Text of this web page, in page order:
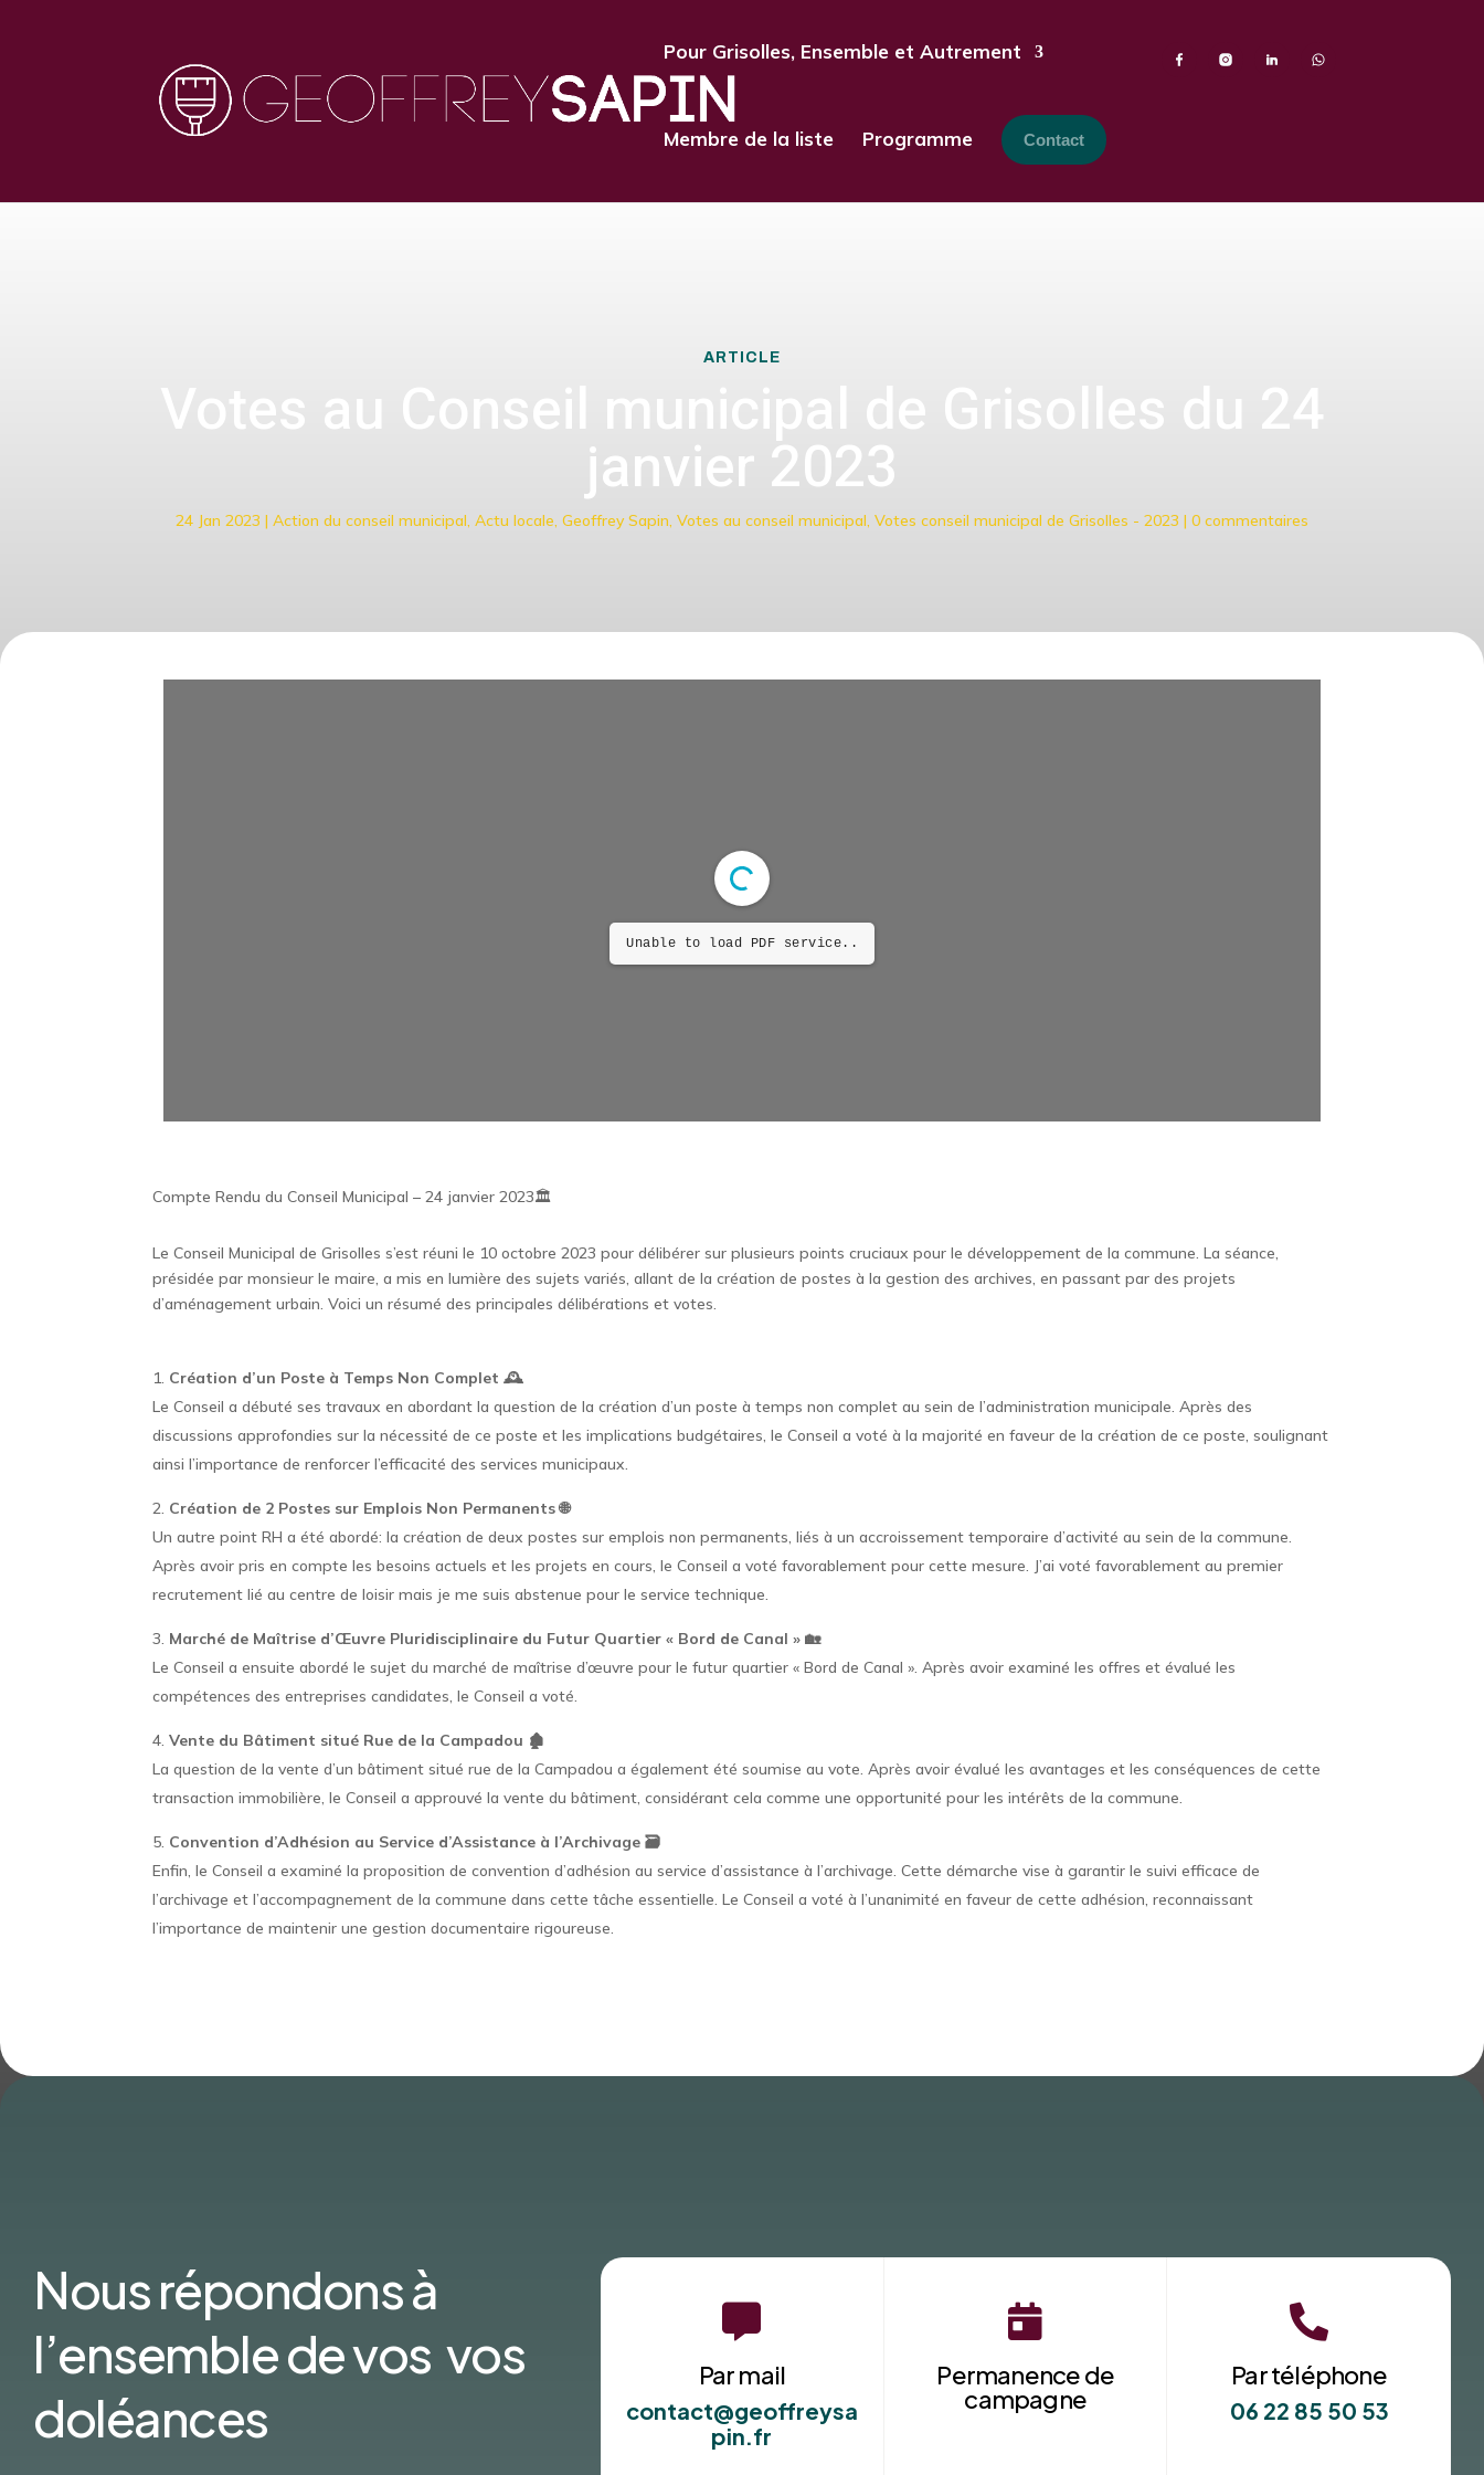
Pour Grisolles, Ensemble et Autrement
Membre de la liste Programme Contact
ARTICLE
Votes au Conseil municipal de Grisolles du 24
janvier 2023
24 Jan 2023 | Action du conseil municipal, Actu locale, Geoffrey Sapin, Votes au conseil municipal, Votes conseil municipal de Grisolles - 2023 | 0 commentaires
Compte Rendu du Conseil Municipal – 24 janvier 2023🏛️
Unable to load PDF service..
Compte Rendu du Conseil Municipal – 24 janvier 2023🏛️
Le Conseil Municipal de Grisolles s’est réuni le 10 octobre 2023 pour délibérer sur plusieurs points cruciaux pour le développement de la commune. La séance,
présidée par monsieur le maire, a mis en lumière des sujets variés, allant de la création de postes à la gestion des archives, en passant par des projets
d’aménagement urbain. Voici un résumé des principales délibérations et votes.
Création d’un Poste à Temps Non Complet 🕰️
Le Conseil a débuté ses travaux en abordant la question de la création d’un poste à temps non complet au sein de l’administration municipale. Après des
discussions approfondies sur la nécessité de ce poste et les implications budgétaires, le Conseil a voté à la majorité en faveur de la création de ce poste, soulignant
ainsi l’importance de renforcer l’efficacité des services municipaux.
Création de 2 Postes sur Emplois Non Permanents 🌐
Un autre point RH a été abordé: la création de deux postes sur emplois non permanents, liés à un accroissement temporaire d’activité au sein de la commune.
Après avoir pris en compte les besoins actuels et les projets en cours, le Conseil a voté favorablement pour cette mesure. J’ai voté favorablement au premier
recrutement lié au centre de loisir mais je me suis abstenue pour le service technique.
Marché de Maîtrise d’Œuvre Pluridisciplinaire du Futur Quartier « Bord de Canal » 🏡
Le Conseil a ensuite abordé le sujet du marché de maîtrise d’œuvre pour le futur quartier « Bord de Canal ». Après avoir examiné les offres et évalué les
compétences des entreprises candidates, le Conseil a voté.
Vente du Bâtiment situé Rue de la Campadou 🏚️
La question de la vente d’un bâtiment situé rue de la Campadou a également été soumise au vote. Après avoir évalué les avantages et les conséquences de cette
transaction immobilière, le Conseil a approuvé la vente du bâtiment, considérant cela comme une opportunité pour les intérêts de la commune.
Convention d’Adhésion au Service d’Assistance à l’Archivage 🗃️
Enfin, le Conseil a examiné la proposition de convention d’adhésion au service d’assistance à l’archivage. Cette démarche vise à garantir le suivi efficace de
l’archivage et l’accompagnement de la commune dans cette tâche essentielle. Le Conseil a voté à l’unanimité en faveur de cette adhésion, reconnaissant
l’importance de maintenir une gestion documentaire rigoureuse.
Nous répondons à
l’ensemble de vos vos
doléances

Par mail
contact@geoffreysa
pin.fr

Permanence de
campagne

Par téléphone
06 22 85 50 53